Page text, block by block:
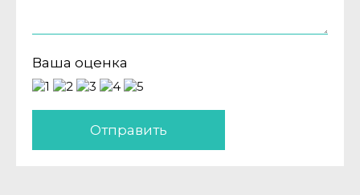
Ваша оценка
Отправить